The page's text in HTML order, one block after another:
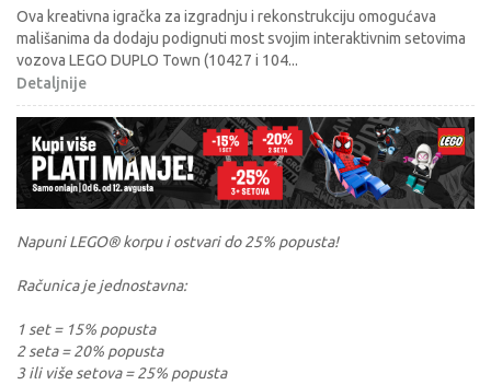
Ova kreativna igračka za izgradnju i rekonstrukciju omogućava
mališanima da dodaju podignuti most svojim interaktivnim setovima
vozova LEGO DUPLO Town (10427 i 104...
Detaljnije
Napuni LEGO® korpu i ostvari do 25% popusta!
Računica je jednostavna:
1 set = 15% popusta
2 seta = 20% popusta
3 ili više setova = 25% popusta